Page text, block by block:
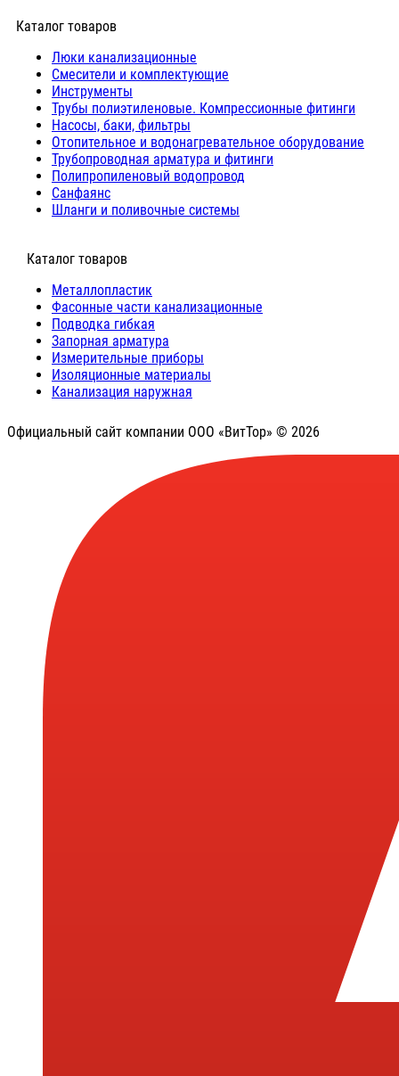
Каталог товаров
Люки канализационные
Cмесители и комплектующие
Инструменты
Трубы полиэтиленовые. Компрессионные фитинги
Насосы, баки, фильтры
Отопительное и водонагревательное оборудование
Трубопроводная арматура и фитинги
Полипропиленовый водопровод
Санфаянс
Шланги и поливочные системы
⠀Каталог товаров
Металлопластик
Фасонные части канализационные
Подводка гибкая
Запорная арматура
Измерительные приборы
Изоляционные материалы
Канализация наружная
Официальный сайт компании ООО «ВитТор» © 2026